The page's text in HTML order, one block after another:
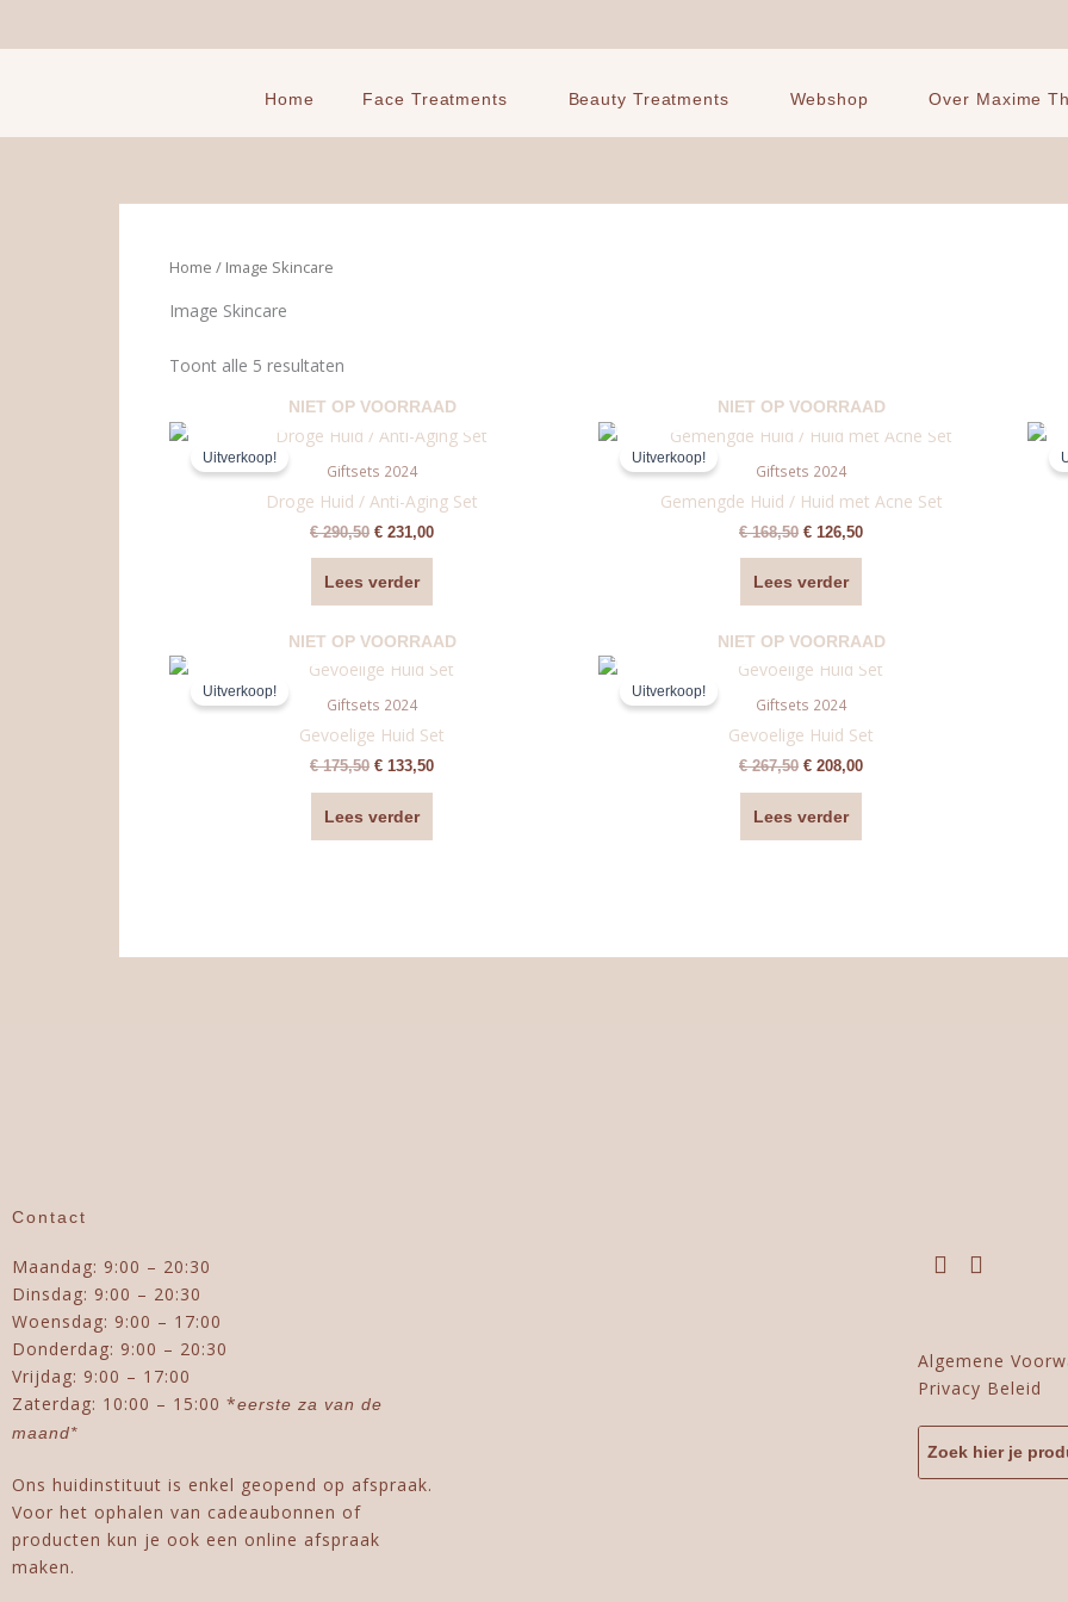
Home Face Treatments Beauty Treatments Webshop Over Maxime
Home / Image Skincare
Image Skincare
Toont alle 5 resultaten
NIET OP VOORRAAD
Uitverkoop!
Giftsets 2024
Droge Huid / Anti-Aging Set
€290,50
Oorspronkelijke
was:
€ 231,00
Huidige
prijs
Lees verder
NIET OP VOORRAAD
Uitverkoop!
Giftsets 2024
Gemengde Huid / Huid met Acne Set
€168,50
Oorspronkelijke
was:
€ 126,50
Huidige
Lees verder
NIET OP VOORRAAD
Uitverkoop!
Giftsets 2024
Gevoelige Huid Set
€175,50
Oorspronkelijke
prijs
was:
€ 133,50
Huidige
Lees verder
NIET OP VOORRAAD
Uitverkoop!
Giftsets 2024
Gevoelige Huid Set
€267,50
Oorspronkelijke
prijs
was:
€ 208,00
Huidige
Lees verder
Contact
Maandag: 9:00 – 20:30
Dinsdag: 9:00 – 20:30
Woensdag: 9:00 – 17:00
Donderdag: 9:00 – 20:30
Vrijdag: 9:00 – 17:00
Zaterdag: 10:00 – 15:00 *eerste za van de
maand*
Ons huidinstituut is enkel geopend op afspraak.
Voor het ophalen van cadeaubonnen of
producten kun je ook een online afspraak
maken.
Algemene
Privacy Beleid